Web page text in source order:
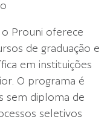
o Prouni oferece
de graduação e
em instituições
O programa é
sem diploma de
seletivos